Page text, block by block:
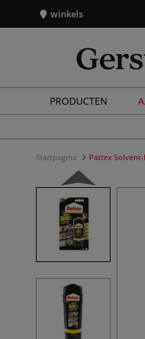
winkels
PRODUCTEN
Startpagina Pattex